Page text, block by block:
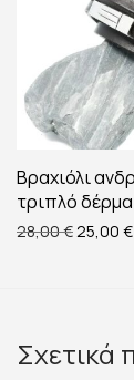
Βραχιόλι
τριπλό δέρμα
28,00€25,00 €
Σχετικά